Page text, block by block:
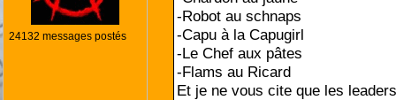
24132 messages postés
-Robot au schnaps
-Capu à la Capugirl
-Le Chef aux pâtes
-Flams au Ricard
Et je ne vous cite que les